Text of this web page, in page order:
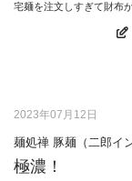
宅麺を注文しすぎて財布
2023年07月12日
麺処禅 豚麺（二郎イ
極濃！